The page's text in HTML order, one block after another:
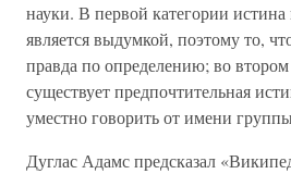
науки. В первой категории
является выдумкой, поэтому то,
правда по определению; во
существует предпочтительная
уместно говорить от имени
Дуглас Адамс предсказал